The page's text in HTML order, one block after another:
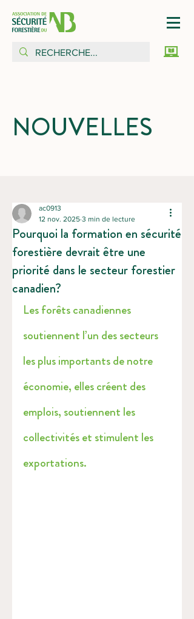
NOUVELLES
Pourquoi la formation en sécurité
forestière devrait être une
priorité dans le secteur forestier
canadien?
ac0913
12 nov. 2025 3 min de lecture
Les forêts canadiennes
soutiennent l’un des secteurs
les plus importants de notre
économie, elles créent des
emplois, soutiennent les
collectivités et stimulent les
exportations.